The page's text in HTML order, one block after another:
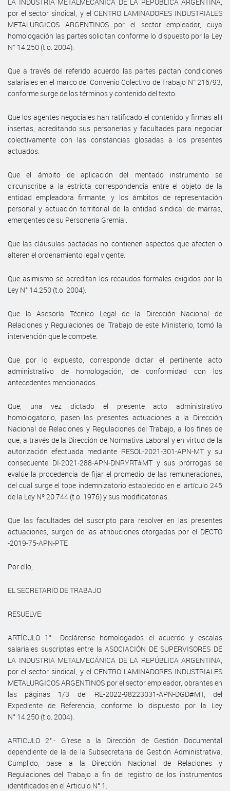
por el sector sindical, y el CENTRO LAMINADORES INDUSTRIALES
METALURGICOS ARGENTINOS por el sector empleador, cuya
homologación las partes solicitan conforme lo dispuesto por la Ley
N° 14.250 (t.o. 2004).
Que a través del referido acuerdo las partes pactan condiciones
salariales en el marco del Convenio Colectivo de Trabajo N° 216/93,
conforme surge de los términos y contenido del texto.
Que los agentes negociales han ratificado el contenido y firmas allí
insertas, acreditando sus personerías y facultades para negociar
colectivamente con las constancias glosadas a los presentes
actuados.
Que el ámbito de aplicación del mentado instrumento se
circunscribe a la estricta correspondencia entre el objeto de la
entidad empleadora firmante, y los ámbitos de representación
personal y actuación territorial de la entidad sindical de marras,
emergentes de su Personería Gremial.
Que las cláusulas pactadas no contienen aspectos que afecten o
alteren el ordenamiento legal vigente.
Que asimismo se acreditan los recaudos formales exigidos por la
Ley N° 14.250 (t.o. 2004).
Que la Asesoría Técnico Legal de la Dirección Nacional de
Relaciones y Regulaciones del Trabajo de este Ministerio, tomó la
intervención que le compete.
Que por lo expuesto, corresponde dictar el pertinente acto
administrativo de homologación, de conformidad con los
antecedentes mencionados.
Que, una vez dictado el presente acto administrativo
homologatorio, pasen las presentes actuaciones a la Dirección
Nacional de Relaciones y Regulaciones del Trabajo, a los fines de
que, a través de la Dirección de Normativa Laboral y en virtud de la
autorización efectuada mediante RESOL-2021-301-APN-MT y su
consecuente DI-2021-288-APN-DNRYRT#MT y sus prórrogas se
evalúe la procedencia de fijar el promedio de las remuneraciones,
del cual surge el tope indemnizatorio establecido en el artículo 245
de la Ley Nº 20.744 (t.o. 1976) y sus modificatorias.
Que las facultades del suscripto para resolver en las presentes
actuaciones, surgen de las atribuciones otorgadas por el DECTO
-2019-75-APN-PTE
Por ello,
EL SECRETARIO DE TRABAJO
RESUELVE:
ARTÍCULO 1°.- Declárense homologados el acuerdo y escalas
salariales suscriptas entre la ASOCIACIÓN DE SUPERVISORES DE
LA INDUSTRIA METALMECÁNICA DE LA REPÚBLICA ARGENTINA,
por el sector sindical, y el CENTRO LAMINADORES INDUSTRIALES
METALURGICOS ARGENTINOS por el sector empleador, obrantes en
las páginas 1/3 del RE-2022-98223031-APN-DGD#MT, del
Expediente de Referencia, conforme lo dispuesto por la Ley
N° 14.250 (t.o. 2004).
ARTICULO 2°.- Gírese a la Dirección de Gestión Documental
dependiente de la de la Subsecretaria de Gestión Administrativa.
Cumplido, pase a la Dirección Nacional de Relaciones y
Regulaciones del Trabajo a fin del registro de los instrumentos
identificados en el Articulo N° 1.